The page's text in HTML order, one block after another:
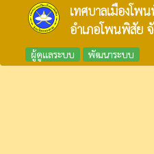
เทศบาลเมืองโพ
อำเภอโพนพิสัย
ผู้ดูแลระบบ พัฒนาระบบ